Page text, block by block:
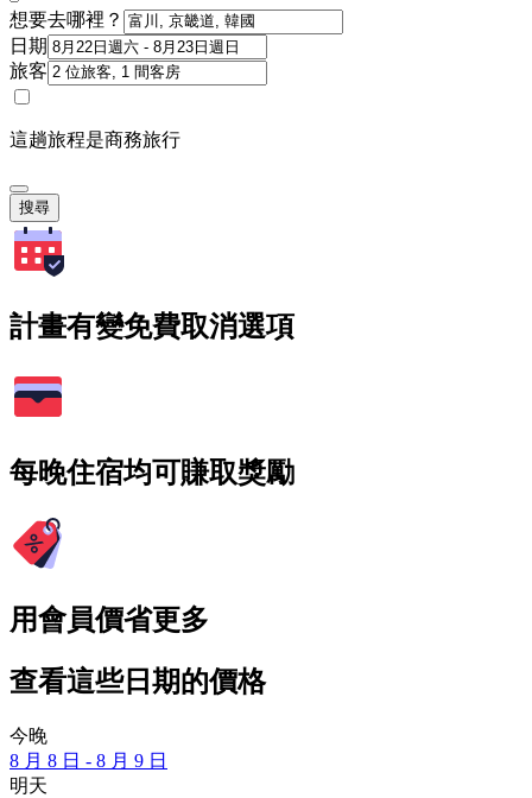
想要去哪裡？
日期
旅客
這趟旅程是商務旅行
搜尋
計畫有變免費取消選項
每晚住宿均可賺取獎勵
用會員價省更多
查看這些日期的價格
今晚
8 月 8 日 - 8 月 9 日
明天